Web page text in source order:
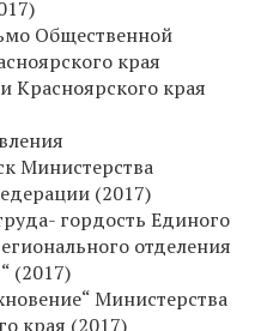
Общественной
края
Красноярского края
Министерства
(2017)
гордость Единого
отделения
(2017)
Министерства
края (2017)